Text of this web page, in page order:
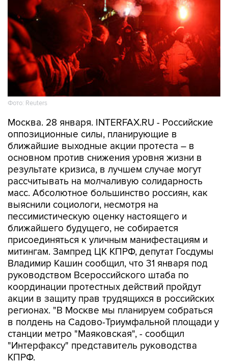
Фото: Reuters
Москва. 28 января. INTERFAX.RU - Российские
оппозиционные силы, планирующие в
ближайшие выходные акции протеста – в
основном против снижения уровня жизни в
результате кризиса, в лучшем случае могут
рассчитывать на молчаливую солидарность
масс. Абсолютное большинство россиян, как
выяснили социологи, несмотря на
пессимистическую оценку настоящего и
ближайшего будущего, не собирается
присоединяться к уличным манифестациям и
митингам. Зампред ЦК КПРФ, депутат Госдумы
Владимир Кашин сообщил, что 31 января под
руководством Всероссийского штаба по
координации протестных действий пройдут
акции в защиту прав трудящихся в российских
регионах. "В Москве мы планируем собраться
в полдень на Садово-Триумфальной площади у
станции метро "Маяковская", - сообщил
"Интерфаксу" представитель руководства
КПРФ.